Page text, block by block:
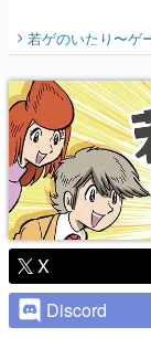
若ゲのいたり〜ゲ
X
Discord